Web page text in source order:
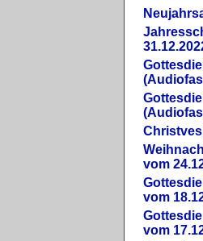
vom
vom
vom